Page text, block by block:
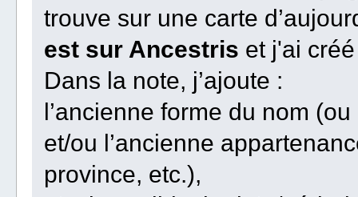
trouve sur une carte
est sur Ancestris et j'ai
Dans la note, j’ajoute :
l’ancienne forme du nom
et/ou l’ancienne
province, etc.),